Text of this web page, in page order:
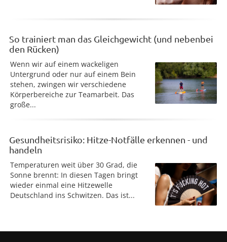
So trainiert man das Gleichgewicht (und nebenbei
den Rücken)
Wenn wir auf einem wackeligen
Untergrund oder nur auf einem Bein
stehen, zwingen wir verschiedene
Körperbereiche zur Teamarbeit. Das
große...
Gesundheitsrisiko: Hitze-Notfälle erkennen - und
handeln
Temperaturen weit über 30 Grad, die
Sonne brennt: In diesen Tagen bringt
wieder einmal eine Hitzewelle
Deutschland ins Schwitzen. Das ist...